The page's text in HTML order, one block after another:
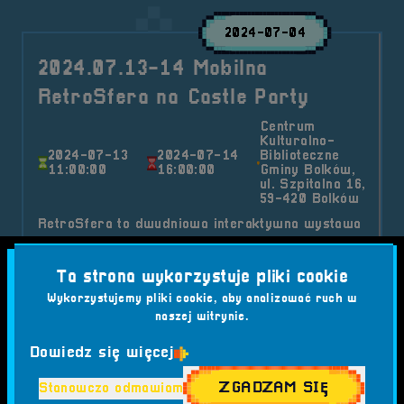
2024-07-04
2024.07.13-14 Mobilna
RetroSfera na Castle Party
2024-07-13
11:00:00
2024-07-14
16:00:00
Centrum
Kulturalno-
Biblioteczne
Gminy Bolków,
ul. Szpitalna 16,
59-420 Bolków
RetroSfera to dwudniowa interaktywna wystawa
i mnóstwo dobrej zabawy, do której Cię
zapraszamy! Mobilna wystawa retrokomputerów,
konsol i gier sprzed dekad, która przyjechała tu
z Brzegu (woj. opolskie), dzięki pasji i
Muzyczuk oraz Mariusza Jaskulskiego.
Kategorie wpisu:
Ta strona wykorzystuje pliki cookie
Wykorzystujemy pliki cookie, aby analizować ruch w
naszej witrynie.
Dowiedz się więcej
Stanowczo odmawiam ZGADZAM SIĘ